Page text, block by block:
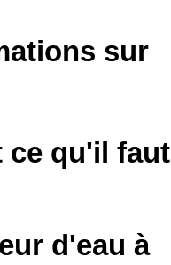
sur
ce qu'il faut
d'eau à